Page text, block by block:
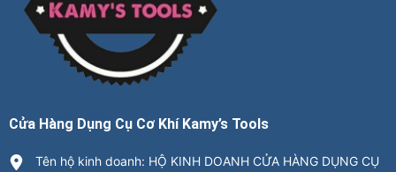
Cửa Hàng Dụng Cụ Cơ Khí Kamy’s Tools
Tên hộ kinh doanh: HỘ KINH DOANH CỬA HÀNG DỤNG CỤ